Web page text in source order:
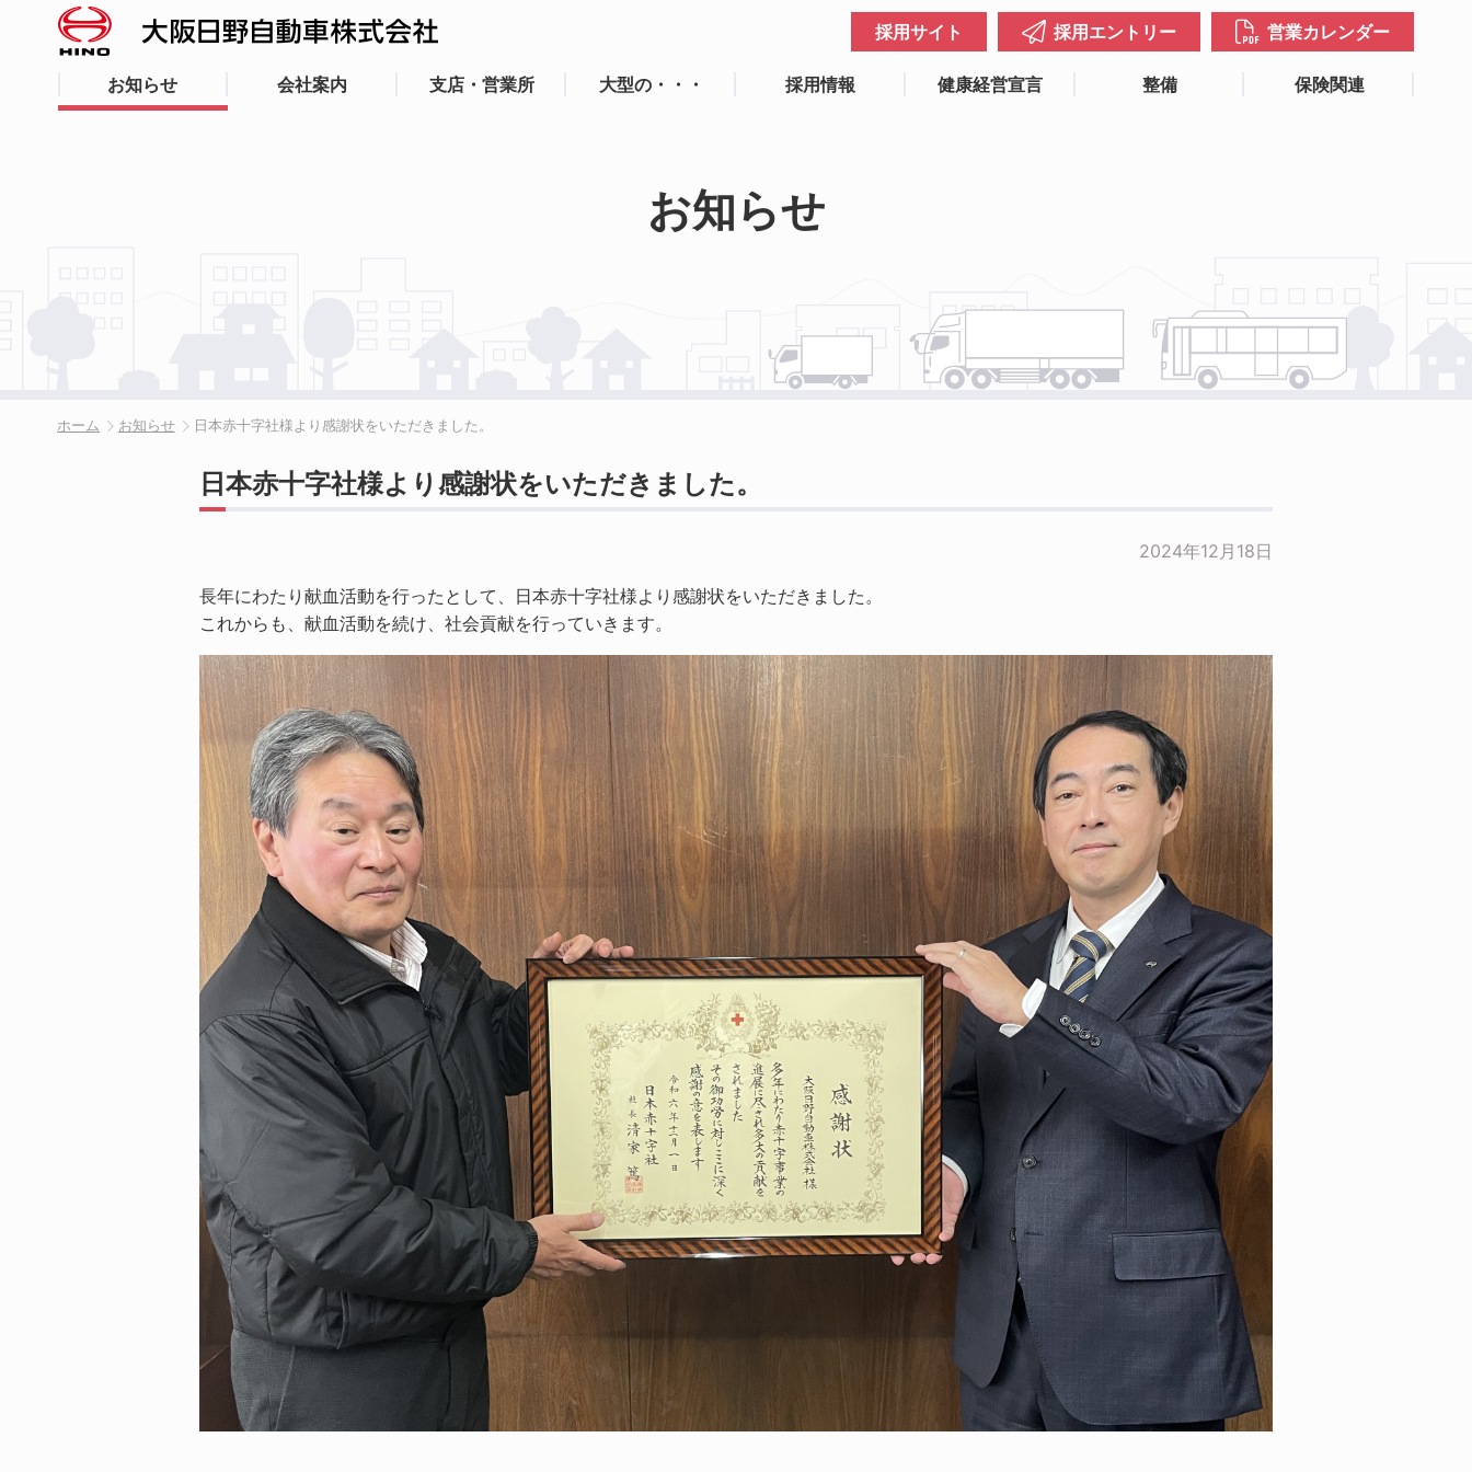
お知らせ 会社案内 支店・営業所 大型の・・・ 採用情報 健康経営宣言 整備 保険関連
採用サイト 採用エントリー 営業カレンダー
お知らせ
ホーム お知らせ 日本赤十字社様より感謝状をいただきました。
日本赤十字社様より感謝状をいただきました。
2024年12月18日
長年にわたり献血活動を行ったとして、日本赤十字社様より感謝状をいただきました。
これからも、献血活動を続け、社会貢献を行っていきます。